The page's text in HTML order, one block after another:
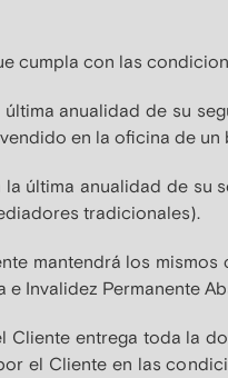
cumpla con las
anualidad de su
en la oficina de un
última anualidad de
tradicionales).
mantendrá los
Invalidez Permanente
Cliente entrega toda la
el Cliente en las